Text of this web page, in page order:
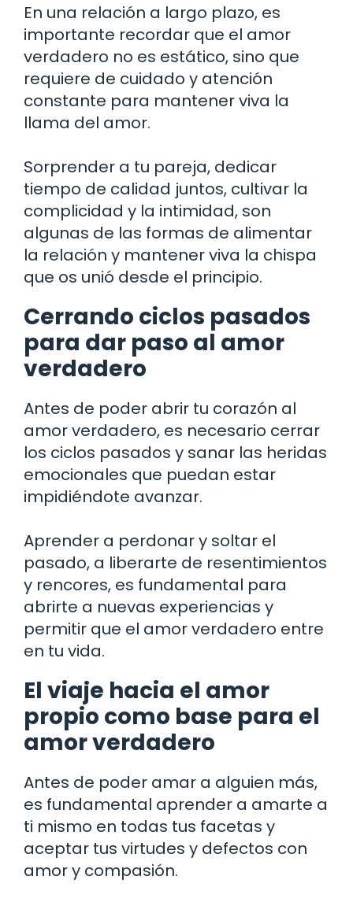
En una relación a largo plazo, es
importante recordar que el amor
verdadero no es estático, sino que
requiere de cuidado y atención
constante para mantener viva la
llama del amor.
Sorprender a tu pareja, dedicar
tiempo de calidad juntos, cultivar la
complicidad y la intimidad, son
algunas de las formas de alimentar
la relación y mantener viva la chispa
que os unió desde el principio.
Cerrando ciclos pasados
para dar paso al amor
verdadero
Antes de poder abrir tu corazón al
amor verdadero, es necesario cerrar
los ciclos pasados y sanar las heridas
emocionales que puedan estar
impidiéndote avanzar.
Aprender a perdonar y soltar el
pasado, a liberarte de resentimientos
y rencores, es fundamental para
abrirte a nuevas experiencias y
permitir que el amor verdadero entre
en tu vida.
El viaje hacia el amor
propio como base para el
amor verdadero
Antes de poder amar a alguien más,
es fundamental aprender a amarte a
ti mismo en todas tus facetas y
aceptar tus virtudes y defectos con
amor y compasión.